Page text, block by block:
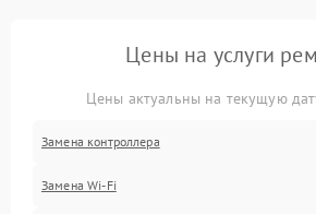
Цены на услуги
Цены актуальны на текущую
Замена контроллера
Замена Wi-Fi